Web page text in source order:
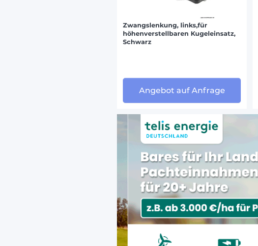
Zwangslenkung, links,für
höhenverstellbaren Kugeleinsatz,
Schwarz
Angebot auf Anfrage